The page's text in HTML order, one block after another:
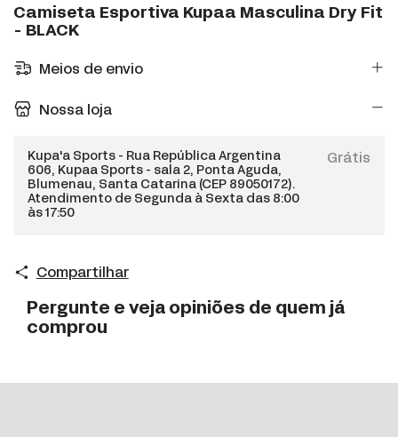
Camiseta Esportiva Kupaa Masculina Dry Fit
- BLACK
Meios de envio
Nossa loja
Kupa'a Sports - Rua República Argentina
606, Kupaa Sports - sala 2, Ponta Aguda,
Blumenau, Santa Catarina (CEP 89050172).
Atendimento de Segunda à Sexta das 8:00
às 17:50
Grátis
Compartilhar
Pergunte e veja opiniões de quem já
comprou